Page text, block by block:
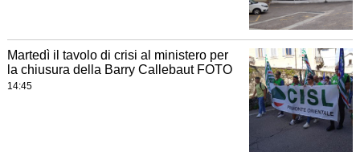
Martedì il tavolo di crisi al ministero per
la chiusura della Barry Callebaut FOTO
14:45